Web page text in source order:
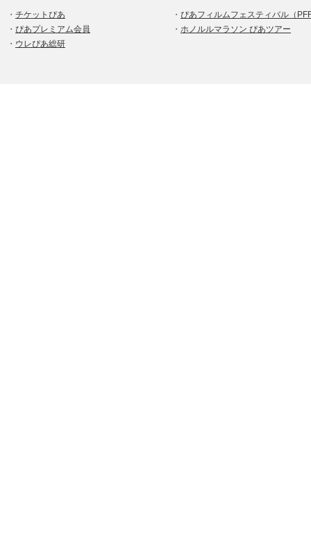
・ チケットぴあ
・ ぴあプレミアム会員
・ ウレぴあ総研
・ ぴあフィルムフェスティバル（
・ ホノルルマラソン ぴあツアー